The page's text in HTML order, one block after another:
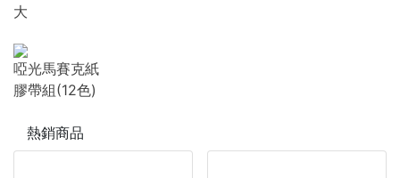
大
啞光馬賽克紙
膠帶組(12色)
熱銷商品